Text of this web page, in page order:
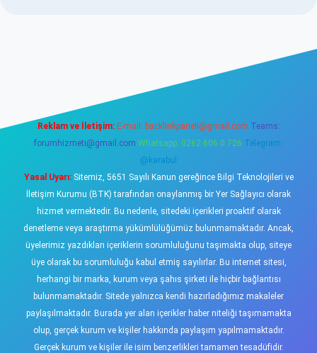
Reklam ve İletişim: E-mail: backlinkpaneli@gmail.com Teams:
forumhizmeti@gmail.com Whatsapp: 0262 606 0 726 Telegram:
@karabul
Yasal Uyarı:Sitemiz, 5651 Sayılı Kanun gereğince Bilgi Teknolojileri ve
İletişim Kurumu (BTK) tarafından onaylanmış bir Yer Sağlayıcı olarak
hizmet vermektedir. Bu nedenle, sitedeki içerikleri proaktif olarak
denetleme veya araştırma yükümlülüğümüz bulunmamaktadır. Ancak,
üyelerimiz yazdıkları içeriklerin sorumluluğunu taşımakta olup, siteye
üye olarak bu sorumluluğu kabul etmiş sayılırlar. Bu internet sitesi,
herhangi bir marka, kurum veya şahıs şirketi ile hiçbir bağlantısı
bulunmamaktadır. Sitede yalnızca kendi hazırladığımız makaleler
paylaşılmaktadır. Burada yer alan içerikler haber niteliği taşımamakta
olup, gerçek kurum ve kişiler hakkında paylaşım yapılmamaktadır.
Gerçek kurum ve kişiler ile isim benzerlikleri tamamen tesadüfidir.